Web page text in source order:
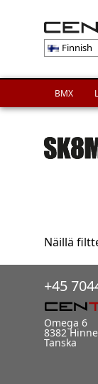
Finnish
BMX
Näillä
+45
Omega 6
8382
Tanska